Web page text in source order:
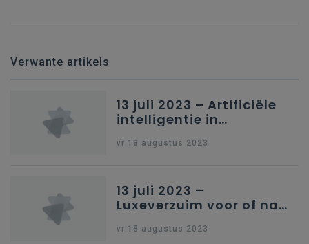
Verwante artikels
13 juli 2023 – Artificiële
intelligentie in
vr 18 augustus 2023
13 juli 2023 –
Luxeverzuim voor of na
vr 18 augustus 2023